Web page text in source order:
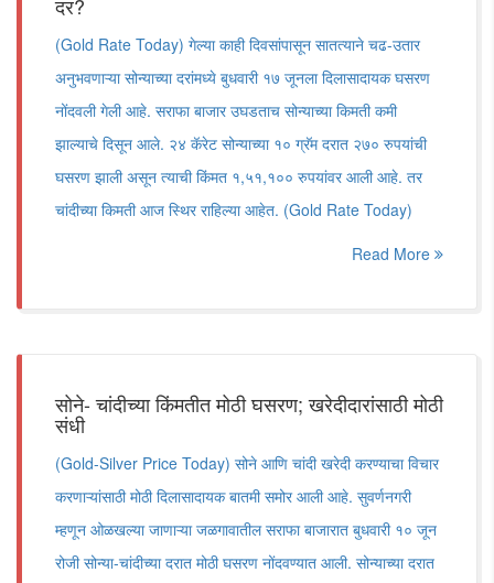
(Gold Rate Today) गेल्या काही दिवसांपासून सातत्याने चढ-उतार
अनुभवणाऱ्या सोन्याच्या दरांमध्ये बुधवारी १७ जूनला दिलासादायक घसरण
नोंदवली गेली आहे. सराफा बाजार उघडताच सोन्याच्या किमती कमी
झाल्याचे दिसून आले. २४ कॅरेट सोन्याच्या १० ग्रॅम दरात २७० रुपयांची
घसरण झाली असून त्याची किंमत १,५१,१०० रुपयांवर आली आहे. तर
चांदीच्या किमती आज स्थिर राहिल्या आहेत. (Gold Rate Today)
Read More
सोने- चांदीच्या किंमतीत मोठी घसरण; खरेदीदारांसाठी मोठी
संधी
(Gold-Silver Price Today) सोने आणि चांदी खरेदी करण्याचा विचार
करणाऱ्यांसाठी मोठी दिलासादायक बातमी समोर आली आहे. सुवर्णनगरी
म्हणून ओळखल्या जाणाऱ्या जळगावातील सराफा बाजारात बुधवारी १० जून
रोजी सोन्या-चांदीच्या दरात मोठी घसरण नोंदवण्यात आली. सोन्याच्या दरात